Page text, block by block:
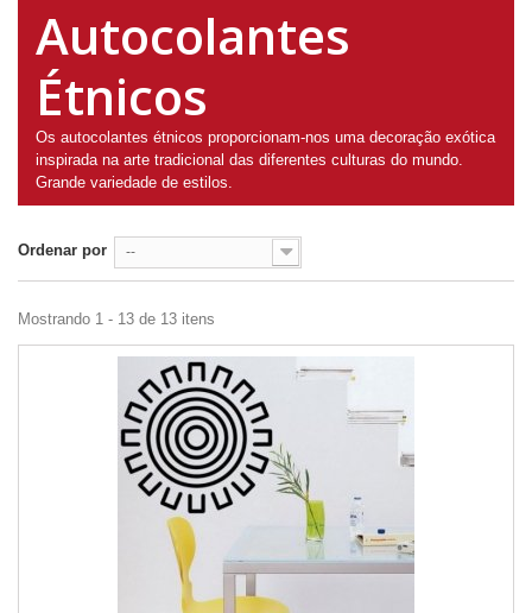
Autocolantes
Étnicos
Os autocolantes étnicos proporcionam-nos uma decoração exótica
inspirada na arte tradicional das diferentes culturas do mundo.
Grande variedade de estilos.
Ordenar por --
Mostrando 1 - 13 de 13 itens